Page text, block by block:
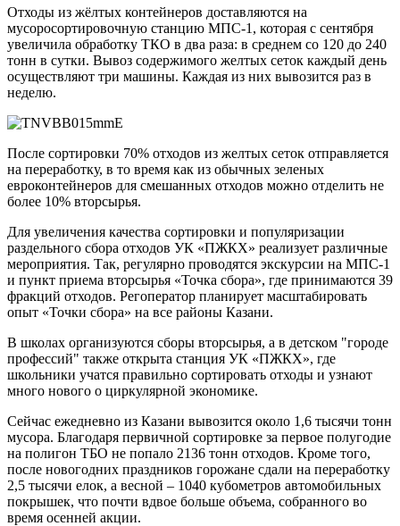
Отходы из жёлтых контейнеров доставляются на
мусоросортировочную станцию МПС-1, которая с сентября
увеличила обработку ТКО в два раза: в среднем со 120 до 240
тонн в сутки. Вывоз содержимого желтых сеток каждый день
осуществляют три машины. Каждая из них вывозится раз в
неделю.
После сортировки 70% отходов из желтых сеток отправляется
на переработку, в то время как из обычных зеленых
евроконтейнеров для смешанных отходов можно отделить не
более 10% вторсырья.
Для увеличения качества сортировки и популяризации
раздельного сбора отходов УК «ПЖКХ» реализует различные
мероприятия. Так, регулярно проводятся экскурсии на МПС-1
и пункт приема вторсырья «Точка сбора», где принимаются 39
фракций отходов. Регоператор планирует масштабировать
опыт «Точки сбора» на все районы Казани.
В школах организуются сборы вторсырья, а в детском "городе
профессий" также открыта станция УК «ПЖКХ», где
школьники учатся правильно сортировать отходы и узнают
много нового о циркулярной экономике.
Сейчас ежедневно из Казани вывозится около 1,6 тысячи тонн
мусора. Благодаря первичной сортировке за первое полугодие
на полигон ТБО не попало 2136 тонн отходов. Кроме того,
после новогодних праздников горожане сдали на переработку
2,5 тысячи елок, а весной – 1040 кубометров автомобильных
покрышек, что почти вдвое больше объема, собранного во
время осенней акции.